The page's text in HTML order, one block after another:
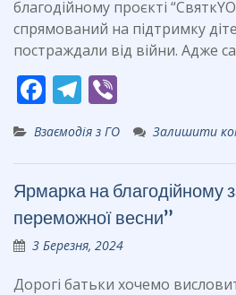
благодійному проєкті
спрямований на підтримку
постраждали від війни. Адже
F
e
b
o
o
k
T
el
e
gr
a
m
b
er
Взаємодія з ГО Залишити
Ярмарка на благодійному
переможної весни”
3 Березня, 2024
Дорогі батьки хочемо